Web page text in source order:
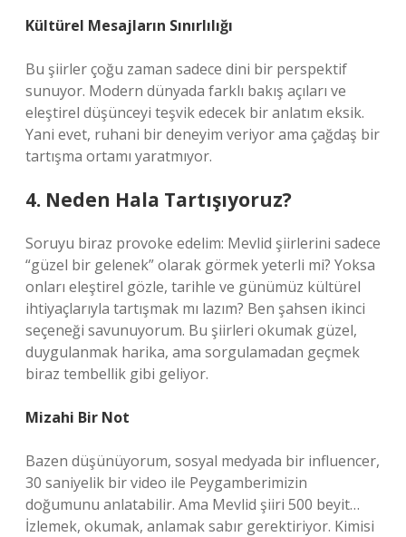
Kültürel Mesajların Sınırlılığı
Bu şiirler çoğu zaman sadece dini bir perspektif
sunuyor. Modern dünyada farklı bakış açıları ve
eleştirel düşünceyi teşvik edecek bir anlatım eksik.
Yani evet, ruhani bir deneyim veriyor ama çağdaş bir
tartışma ortamı yaratmıyor.
4. Neden Hala Tartışıyoruz?
Soruyu biraz provoke edelim: Mevlid şiirlerini sadece
“güzel bir gelenek” olarak görmek yeterli mi? Yoksa
onları eleştirel gözle, tarihle ve günümüz kültürel
ihtiyaçlarıyla tartışmak mı lazım? Ben şahsen ikinci
seçeneği savunuyorum. Bu şiirleri okumak güzel,
duygulanmak harika, ama sorgulamadan geçmek
biraz tembellik gibi geliyor.
Mizahi Bir Not
Bazen düşünüyorum, sosyal medyada bir influencer,
30 saniyelik bir video ile Peygamberimizin
doğumunu anlatabilir. Ama Mevlid şiiri 500 beyit…
İzlemek, okumak, anlamak sabır gerektiriyor. Kimisi